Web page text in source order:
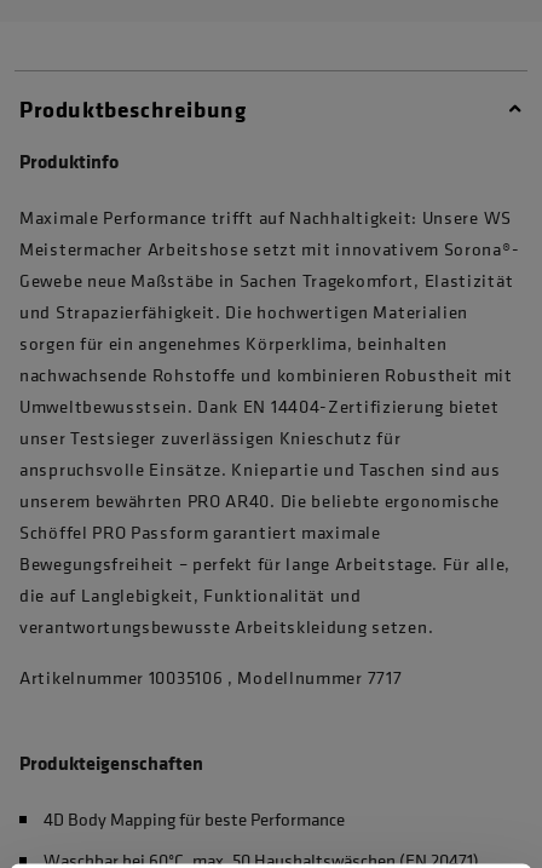
Produktbeschreibung
Produktinfo
Maximale Performance trifft auf Nachhaltigkeit: Unsere WS
Meistermacher Arbeitshose setzt mit innovativem Sorona®-
Gewebe neue Maßstäbe in Sachen Tragekomfort, Elastizität
und Strapazierfähigkeit. Die hochwertigen Materialien
sorgen für ein angenehmes Körperklima, beinhalten
nachwachsende Rohstoffe und kombinieren Robustheit mit
Umweltbewusstsein. Dank EN 14404-Zertifizierung bietet
unser Testsieger zuverlässigen Knieschutz für
anspruchsvolle Einsätze. Kniepartie und Taschen sind aus
unserem bewährten PRO AR40. Die beliebte ergonomische
Schöffel PRO Passform garantiert maximale
Bewegungsfreiheit – perfekt für lange Arbeitstage. Für alle,
die auf Langlebigkeit, Funktionalität und
verantwortungsbewusste Arbeitskleidung setzen.
Artikelnummer 10035106 , Modellnummer 7717
Produkteigenschaften
4D Body Mapping für beste Performance
Waschbar bei 60°C, max. 50 Haushaltswäschen (EN 20471)